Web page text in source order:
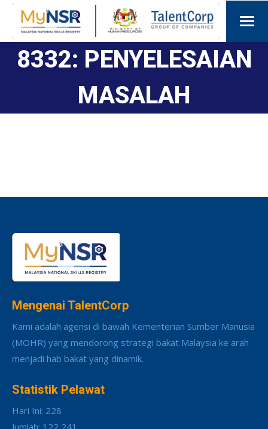
8332: PENYELESAIAN
MASALAH
Mengenai TalentCorp
Kami adalah agensi di bawah Kementerian Sumber Manusia
(MOHR) yang mendorong strategi bakat Malaysia ke arah
menjadi hab bakat yang dinamik.
Statistik Pelawat
Hari Ini: 228
Jumlah: 122,241